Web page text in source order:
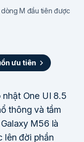
M đầu tiên được
ưu tiên
One UI 8.5
thông và tầm
M56 là
lên đời phần